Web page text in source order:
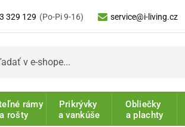
329 129 (Po-Pi 9-16) service@i-living.cz
rámy
a rošty
Prikrývky
a vankúše
Obliečky
a plachty